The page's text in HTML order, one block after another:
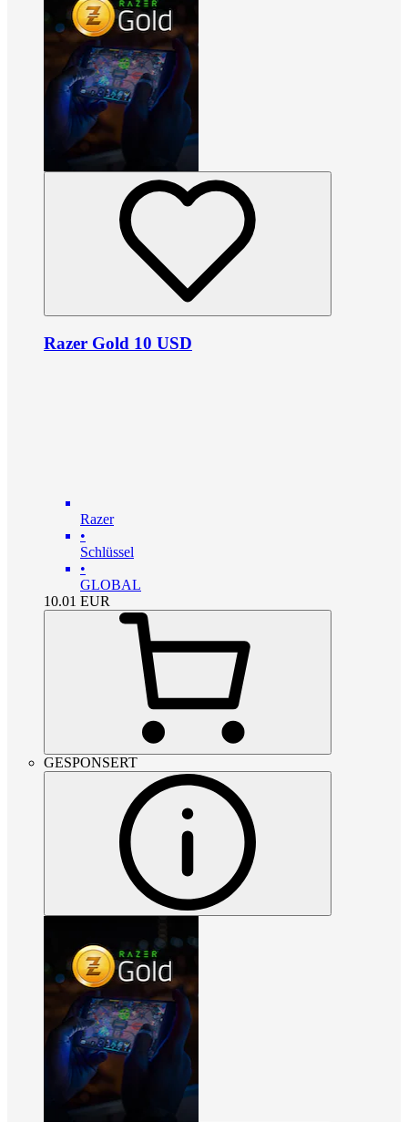
Razer Gold 10 USD
Razer
•
Schlüssel
•
GLOBAL
10.01 EUR
GESPONSERT